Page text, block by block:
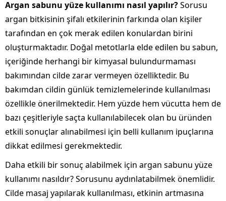
Argan sabunu yüze kullanımı nasıl yapılır?Sorusu
argan bitkisinin şifalı etkilerinin farkında olan kişiler
tarafından en çok merak edilen konulardan birini
oluşturmaktadır. Doğal metotlarla elde edilen bu sabun,
içeriğinde herhangi bir kimyasal bulundurmaması
bakımından cilde zarar vermeyen özelliktedir. Bu
bakımdan cildin günlük temizlemelerinde kullanılması
özellikle önerilmektedir. Hem yüzde hem vücutta hem de
bazı çeşitleriyle saçta kullanılabilecek olan bu üründen
etkili sonuçlar alınabilmesi için belli kullanım ipuçlarına
dikkat edilmesi gerekmektedir.
Daha etkili bir sonuç alabilmek için argan sabunu yüze
kullanımı nasıldır? Sorusunu aydınlatabilmek önemlidir.
Cilde masaj yapılarak kullanılması, etkinin artmasına